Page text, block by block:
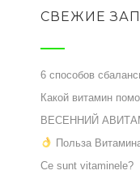
СВЕЖИЕ
6 способов
Какой витамин
ВЕСЕННИЙ
Польза
Ce sunt vitaminele?